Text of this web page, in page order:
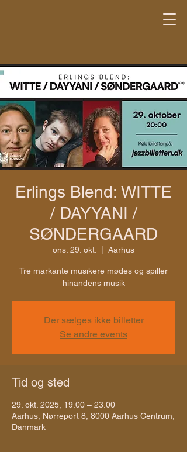
Erlings Blend: WITTE
/ DAYYANI /
SØNDERGAARD
ons. 29. okt. Aarhus
Tre markante musikere mødes og spiller
hinandens musik
Der sælges ikke billetter
Se andre events
Tid og sted
29. okt. 2025, 19.00 – 23.00
Aarhus, Nørreport 8, 8000 Aarhus Centrum,
Danmark